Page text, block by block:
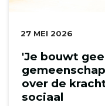
DATUM:
27 MEI 2026
'Je bouwt
over de
sociaal